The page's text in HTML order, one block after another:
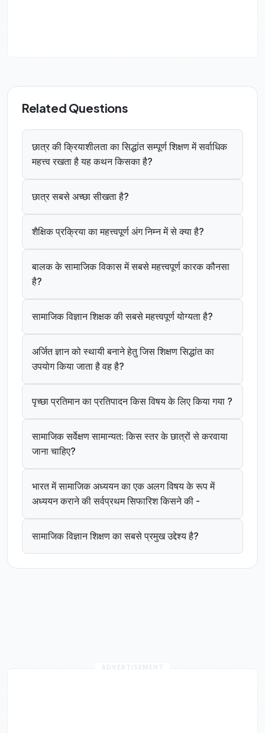
Related Questions
छात्र की क्रियाशीलता का सिद्धांत सम्पूर्ण शिक्षण में सर्वाधिक
महत्त्व रखता है यह कथन किसका है?
छात्र सबसे अच्छा सीखता है?
शैक्षिक प्रक्रिया का महत्त्वपूर्ण अंग निम्न में से क्या है?
बालक के सामाजिक विकास में सबसे महत्त्वपूर्ण कारक कौनसा
है?
सामाजिक विज्ञान शिक्षक की सबसे महत्त्वपूर्ण योग्यता है?
अर्जित ज्ञान को स्थायी बनाने हेतु जिस शिक्षण सिद्धांत का
उपयोग किया जाता है वह है?
पृच्छा प्रतिमान का प्रतिपादन किस विषय के लिए किया गया ?
सामाजिक सर्वेक्षण सामान्यत: किस स्तर के छात्रों से करवाया
जाना चाहिए?
भारत में सामाजिक अध्ययन का एक अलग विषय के रूप में
अध्ययन कराने की सर्वप्रथम सिफारिश किसने की -
सामाजिक विज्ञान शिक्षण का सबसे प्रमुख उद्देश्य है?